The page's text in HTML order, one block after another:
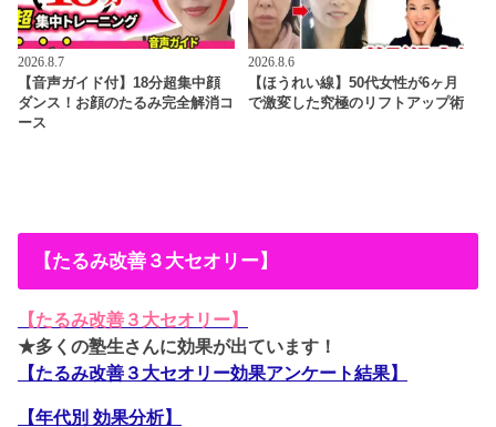
2026.8.7
【音声ガイド付】18分超集中顔
ダンス！お顔のたるみ完全解消コ
ース
2026.8.6
【ほうれい線】50代女性が6ヶ月
で激変した究極のリフトアップ術
【たるみ改善３大セオリー】
【たるみ改善３大セオリー】
★多くの塾生さんに効果が出ています！
【たるみ改善３大セオリー効果アンケート結果】
【年代別 効果分析】